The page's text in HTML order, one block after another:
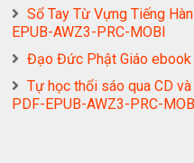
Sổ Tay Từ Vựng Tiếng
EPUB-AWZ3-PRC-MOBI
Đạo Đức Phật Giáo ebook
Tự học thổi sáo qua CD
PDF-EPUB-AWZ3-PRC-